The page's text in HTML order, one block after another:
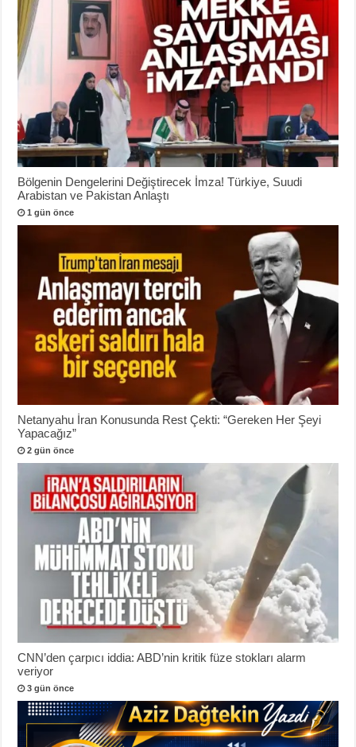
Bölgenin Dengelerini Değiştirecek İmza! Türkiye, Suudi
Arabistan ve Pakistan Anlaştı
1 gün önce
Netanyahu İran Konusunda Rest Çekti: “Gereken Her Şeyi
Yapacağız”
2 gün önce
CNN’den çarpıcı iddia: ABD’nin kritik füze stokları alarm
veriyor
3 gün önce